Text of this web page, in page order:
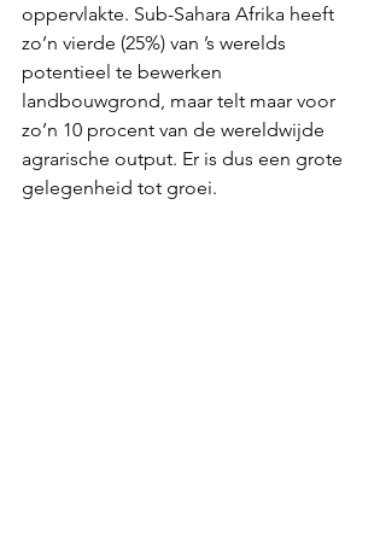
oppervlakte. Sub-Sahara Afrika heeft
zo’n vierde (25%) van ’s werelds
potentieel te bewerken
landbouwgrond, maar telt maar voor
zo’n 10 procent van de wereldwijde
agrarische output. Er is dus een grote
gelegenheid tot groei.